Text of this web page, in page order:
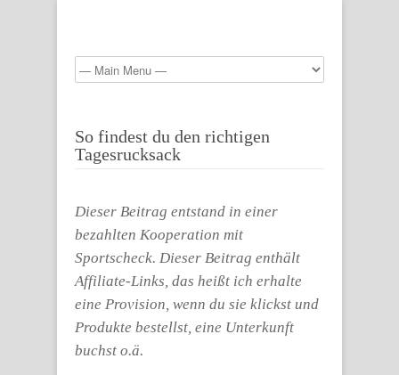
So findest du den richtigen
Tagesrucksack
Dieser Beitrag entstand in einer
bezahlten Kooperation mit
Sportscheck. Dieser Beitrag enthält
Affiliate-Links, das heißt ich erhalte
eine Provision, wenn du sie klickst und
Produkte bestellst, eine Unterkunft
buchst o.ä.